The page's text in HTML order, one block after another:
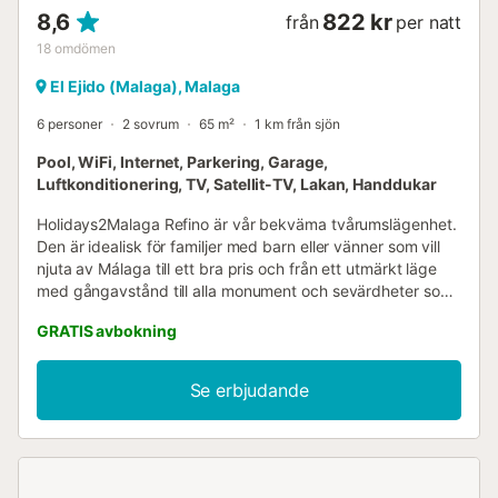
8,6
18 omdömen
från 822 kr per natt
El Ejido (Malaga), Malaga
6 personer 2 sovrum 65 m² 1 km från sjön
Pool, WiFi, Internet, Parkering, Garage,
Luftkonditionering, TV, Satellit-TV, Lakan, Handdukar
Holidays2Malaga Refino är vår bekväma tvårumslägenhet.
Den är idealisk för familjer med barn eller vänner som vill
njuta av Málaga till ett bra pris och från ett utmärkt läge
med gångavstånd till alla monument och sevärdheter som
badrum, ett med dusch och skärm, och ett annat med
badkar. Lägenheten är helt ny och inredd i varma toner
som inbjuder till avkoppling. Den har ett vardagsrum med
matbord och en bäddsoffa, samt ett kök utrustat med
köksredskap och apparater: tvättmaskin, keramikhäll,
GRATIS avbokning
Se erbjudande